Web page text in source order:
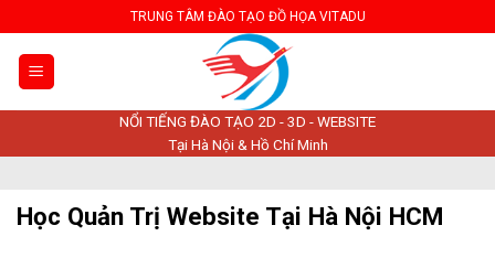
to
content
TRUNG TÂM ĐÀO TẠO ĐỒ HỌA VITADU
NỔI TIẾNG ĐÀO TẠO 2D - 3D - WEBSITE
Tại Hà Nội & Hồ Chí Minh
Học Quản Trị Website Tại Hà Nội HCM